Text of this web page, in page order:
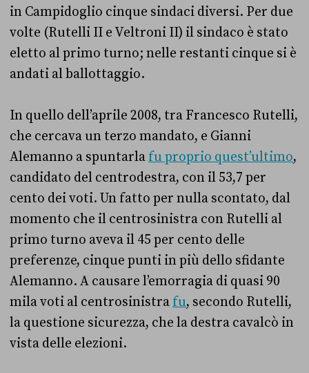
in Campidoglio cinque sindaci diversi. Per due
volte (Rutelli II e Veltroni II) il sindaco è stato
eletto al primo turno; nelle restanti cinque si è
andati al ballottaggio.
In quello dell’aprile 2008, tra Francesco Rutelli,
che cercava un terzo mandato, e Gianni
Alemanno a spuntarla fu proprio quest’ultimo,
candidato del centrodestra, con il 53,7 per
cento dei voti. Un fatto per nulla scontato, dal
momento che il centrosinistra con Rutelli al
primo turno aveva il 45 per cento delle
preferenze, cinque punti in più dello sfidante
Alemanno. A causare l’emorragia di quasi 90
mila voti al centrosinistra fu, secondo Rutelli,
la questione sicurezza, che la destra cavalcò in
vista delle elezioni.